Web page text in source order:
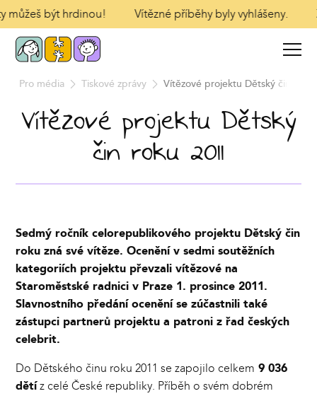
můžeš být hrdinou! Vítězné příběhy byly vyhlášeny.
Pro média Tiskové zprávy Vítězové projektu Dětský čin roku
Vítězové projektu Dětský
čin roku 2011
Sedmý ročník celorepublikového projektu Dětský čin
roku zná své vítěze. Ocenění v sedmi soutěžních
kategoriích projektu převzali vítězové na
Staroměstské radnici v Praze 1. prosince 2011.
Slavnostního předání ocenění se zúčastnili také
zástupci partnerů projektu a patroni z řad českých
celebrit.
Do Dětského činu roku 2011 se zapojilo celkem 9 036
dětíz celé České republiky. Příběh o svém dobrém